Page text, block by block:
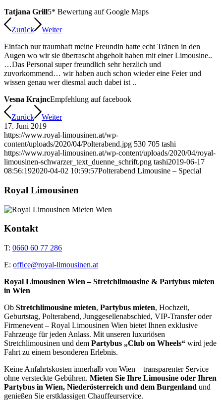
Tatjana Grill5* Bewertung auf Google Maps
Zurück
Weiter
Einfach nur traumhaft meine Freundin hatte echt Tränen in den
Augen wo wir sie überrascht abgeholt haben mit einer Limousine..
…Das Personal super freundlich sehr herzlich und
zuvorkommend… wir haben auch schon wieder eine Feier und
wissen genau wer diesmal auch dabei ist ..
Vesna KrajncEmpfehlung auf facebook
Zurück
Weiter
17. Juni 2019
https://www.royal-limousinen.at/wp-
content/uploads/2020/04/Polterabend.jpg 530 705 tashi
https://www.royal-limousinen.at/wp-content/uploads/2020/04/royal-
limousinen-schwarzer_text_duenne_schrift.png tashi2019-06-17
08:56:192020-04-02 10:59:57Polterabend Limousine – Special
Royal Limousinen
Kontakt
T: 0660 60 77 286
E: office@royal-limousinen.at
Royal Limousinen Wien – Stretchlimousine & Partybus mieten
in Wien
Ob Stretchlimousine mieten, Partybus mieten, Hochzeit,
Geburtstag, Polterabend, Junggesellenabschied, VIP-Transfer oder
Firmenevent – Royal Limousinen Wien bietet Ihnen exklusive
Fahrzeuge für jeden Anlass. Mit unseren luxuriösen
Stretchlimousinen und dem Partybus „Club on Wheels“ wird jede
Fahrt zu einem besonderen Erlebnis.
Keine Anfahrtskosten innerhalb von Wien – transparenter Service
ohne versteckte Gebühren. Mieten Sie Ihre Limousine oder Ihren
Partybus in Wien, Niederösterreich und dem Burgenland und
genießen Sie erstklassigen Chauffeurservice.